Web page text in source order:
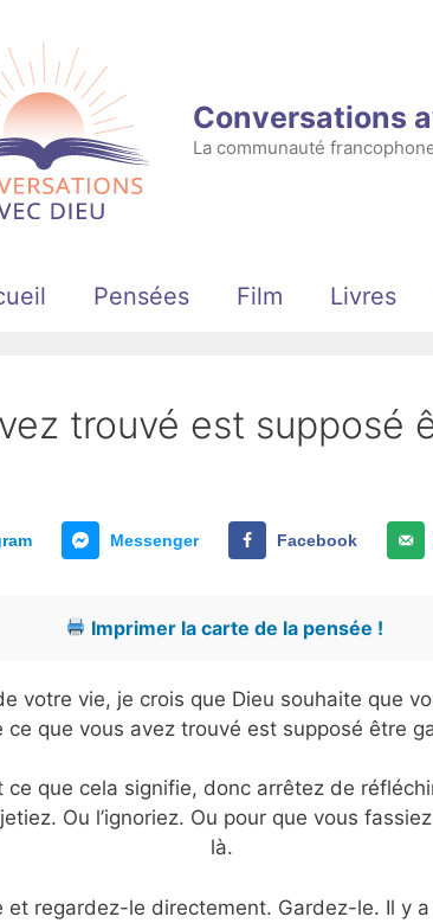
Conversations
La communauté
Pensées Film Livres
trouvé est supposé
Messenger Facebook
Imprimer la carte de la pensée !
votre vie, je crois que Dieu souhaite que
ce que vous avez trouvé est supposé être
ce que cela signifie, donc arrêtez de
Ou l’ignoriez. Ou pour que vous
là.
et regardez-le directement. Gardez-le. Il y